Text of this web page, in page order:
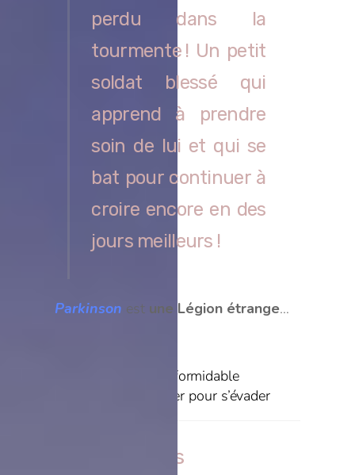
perdu dans la
tourmente ! Un petit
soldat blessé qui
apprend à prendre
soin de lui et qui se
bat pour continuer à
croire encore en des
jours meilleurs !
Parkinson est une Légion étrange…
Alexis HK est formidable
Créer pour s’évader
Related Posts